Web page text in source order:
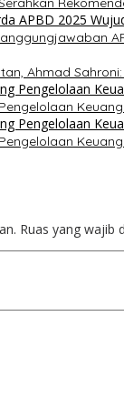
Ahmad
Ruas yang wajib